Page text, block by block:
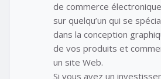
de commerce
sur quelqu’un qui se
dans la conception
de vos produits et
un site Web.
Si vous avez un